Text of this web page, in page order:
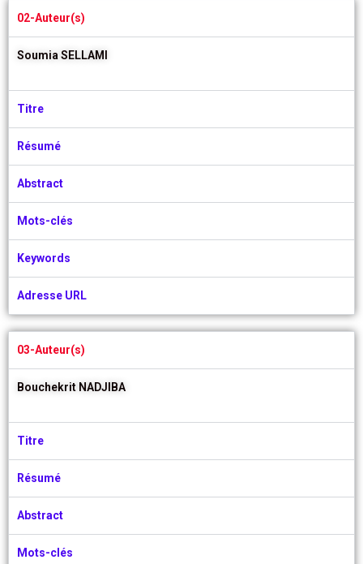
02-Auteur(s)
Soumia SELLAMI
Titre
Résumé
Abstract
Mots-clés
Keywords
Adresse URL
03-Auteur(s)
Bouchekrit NADJIBA
Titre
Résumé
Abstract
Mots-clés